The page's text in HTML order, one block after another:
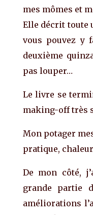
mes mômes et
Elle décrit toute
vous pouvez y
deuxième
pas louper…
Le livre se
making-off très
Mon potager
pratique,
De mon côté,
grande partie
améliorations